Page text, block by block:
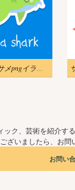
おじいちゃんサメpngイラスト
ク、芸術を紹介す
いましたら、お問
お問い